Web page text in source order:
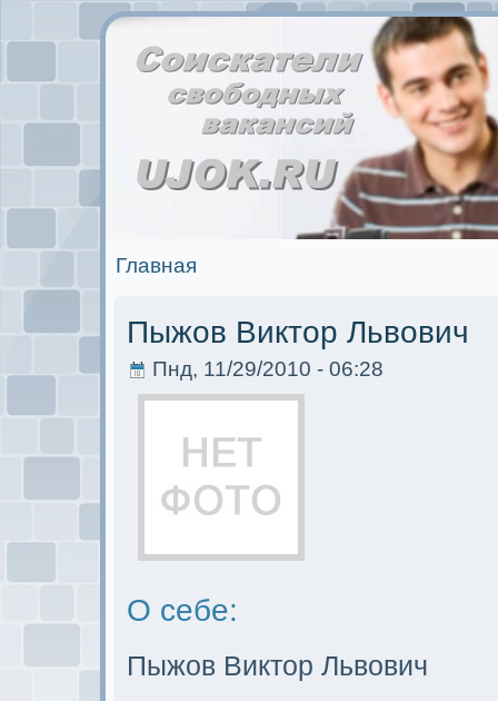
Главная
Пыжов Виктор Львович
Пнд, 11/29/2010 - 06:28
О себе:
Пыжов Виктор Львович